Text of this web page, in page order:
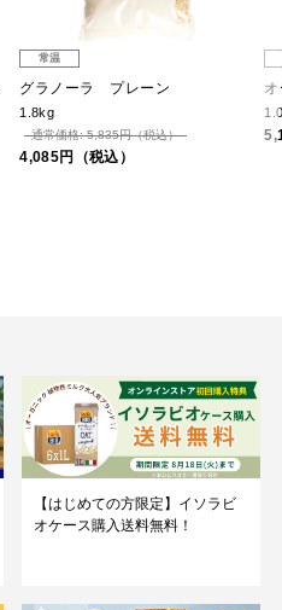
常温
グラノーラ プレーン
1.8kg
通常価格: 5,835円（税込）
4,085円（税込）
【はじめての方限定】イソラビ
オケース購入送料無料！